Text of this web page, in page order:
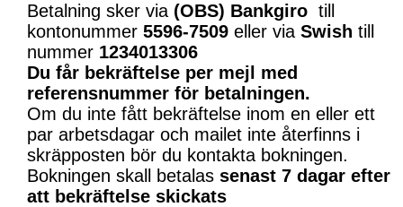
Betalning sker via (OBS) Bankgiro till
kontonummer 5596-7509 eller via Swish till
nummer 1234013306
Du får bekräftelse per mejl med
referensnummer för betalningen.
Om du inte fått bekräftelse inom en eller ett
par arbetsdagar och mailet inte återfinns i
skräpposten bör du kontakta bokningen.
Bokningen skall betalas senast 7 dagar efter
att bekräftelse skickats